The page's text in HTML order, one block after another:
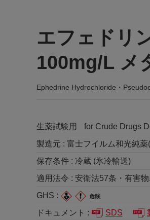
エフェドリ
100mg/L メ
Ephedrine Hydrochloride・
生薬試験用
for Crude Drugs
製造元 : 富士フイルム和光純薬
保存条件 : 冷蔵 (氷冷輸送)
適用法令 : 安衛法57条・有害
GHS :
ドキュメント :
SDS